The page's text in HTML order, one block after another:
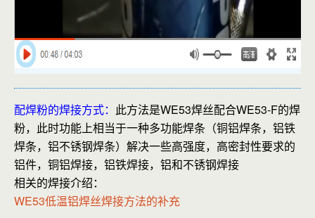
配焊粉的焊接方式： 此方法是WE53焊丝配合WE53-F的焊
粉，此时功能上相当于一种多功能焊条（铜铝焊条，铝铁
焊条，铝不锈钢焊条）解决一些高强度，高密封性要求的
铝件，铜铝焊接，铝铁焊接，铝和不锈钢焊接
相关的焊接介绍：
WE53低温铝焊丝焊接方法的补充